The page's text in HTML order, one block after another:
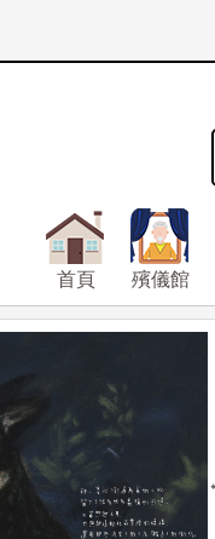
首頁 殯儀館